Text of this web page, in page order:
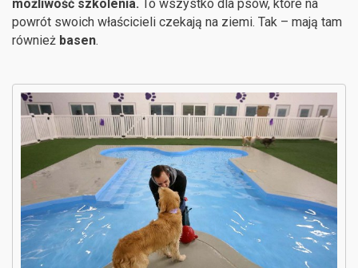
możliwość szkolenia. To wszystko dla psów, które na
powrót swoich właścicieli czekają na ziemi. Tak – mają tam
również basen.